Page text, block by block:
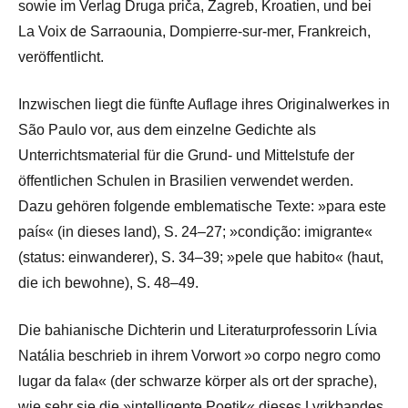
sowie im Verlag Druga priča, Zagreb, Kroatien, und bei
La Voix de Sarraounia, Dompierre-sur-mer, Frankreich,
veröffentlicht.
Inzwischen liegt die fünfte Auflage ihres Originalwerkes in
São Paulo vor, aus dem einzelne Gedichte als
Unterrichtsmaterial für die Grund- und Mittelstufe der
öffentlichen Schulen in Brasilien verwendet werden.
Dazu gehören folgende emblematische Texte: »para este
país« (in dieses land), S. 24–27; »condição: imigrante«
(status: einwanderer), S. 34–39; »pele que habito« (haut,
die ich bewohne), S. 48–49.
Die bahianische Dichterin und Literaturprofessorin Lívia
Natália beschrieb in ihrem Vorwort »o corpo negro como
lugar da fala« (der schwarze körper als ort der sprache),